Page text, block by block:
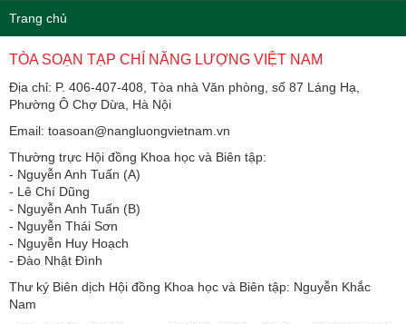
Trang chủ
TÒA SOẠN TẠP CHÍ NĂNG LƯỢNG VIỆT NAM
Địa chỉ: P. 406-407-408, Tòa nhà Văn phòng, số 87 Láng Hạ,
Phường Ô Chợ Dừa, Hà Nội
Email: toasoan@nangluongvietnam.vn
Thường trực Hội đồng Khoa học và Biên tập:
​​​​​​- Nguyễn Anh Tuấn (A)
- Lê Chí Dũng
- Nguyễn Anh Tuấn (B)
- Nguyễn Thái Sơn
- Nguyễn Huy Hoạch
- Đào Nhật Đình
Thư ký Biên dịch Hội đồng Khoa học và Biên tập: Nguyễn Khắc
Nam